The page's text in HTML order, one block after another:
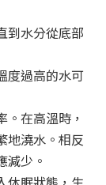
到水分從底部
度過高的水可
在高溫時，
地澆水。相反
減少。